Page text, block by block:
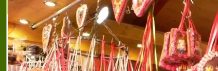
ВИП ЛОГИСТИК ООД
Фирма ВИП ЛОГИСТИК ООД е създадена
през 2006 год. Основните дейонсти на
фирмата са предоставяне на услуги в
областта на:транспорта и логистиката,
внос и търговия на селскостопанска и
строителна техник